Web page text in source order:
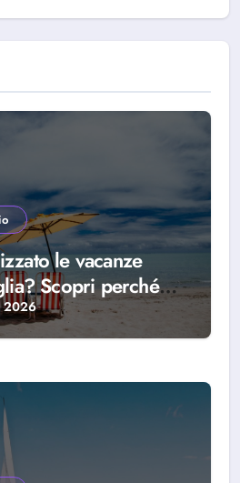
le vacanze
Scopri perché
Adriatica
2026